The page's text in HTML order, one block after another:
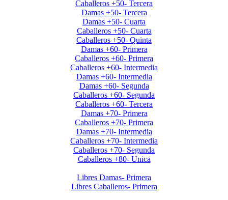
Caballeros +50- Tercera
Damas +50- Tercera
Damas +50- Cuarta
Caballeros +50- Cuarta
Caballeros +50- Quinta
Damas +60- Primera
Caballeros +60- Primera
Caballeros +60- Intermedia
Damas +60- Intermedia
Damas +60- Segunda
Caballeros +60- Segunda
Caballeros +60- Tercera
Damas +70- Primera
Caballeros +70- Primera
Damas +70- Intermedia
Caballeros +70- Intermedia
Caballeros +70- Segunda
Caballeros +80- Unica
Libres Damas- Primera
Libres Caballeros- Primera